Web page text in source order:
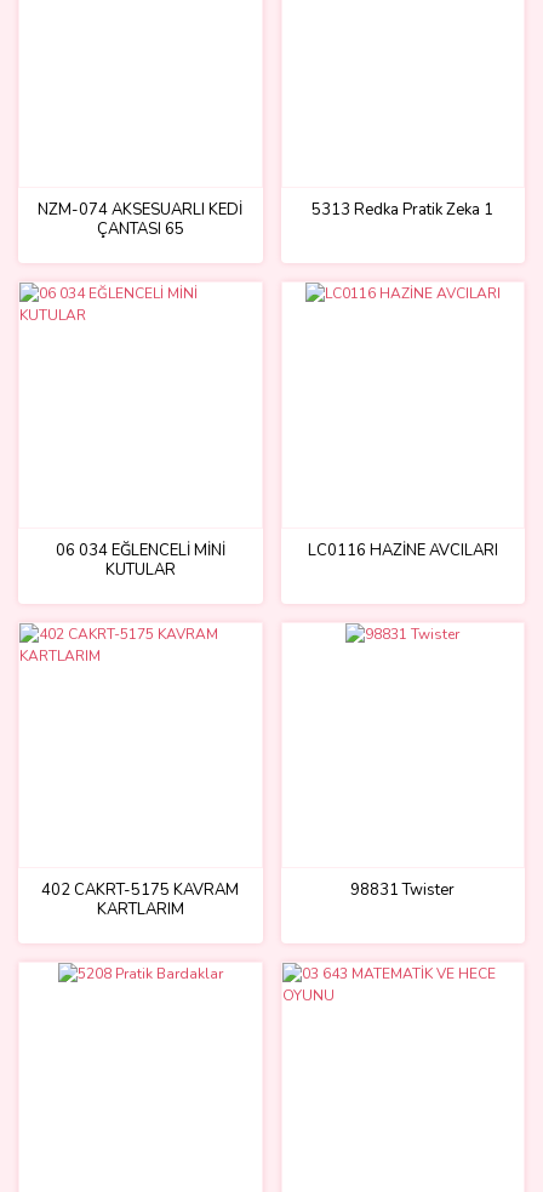
NZM-074 AKSESUARLI KEDİ
ÇANTASI 65
5313 Redka Pratik Zeka 1
06 034 EĞLENCELİ MİNİ
KUTULAR
LC0116 HAZİNE AVCILARI
402 CAKRT-5175 KAVRAM
KARTLARIM
98831 Twister